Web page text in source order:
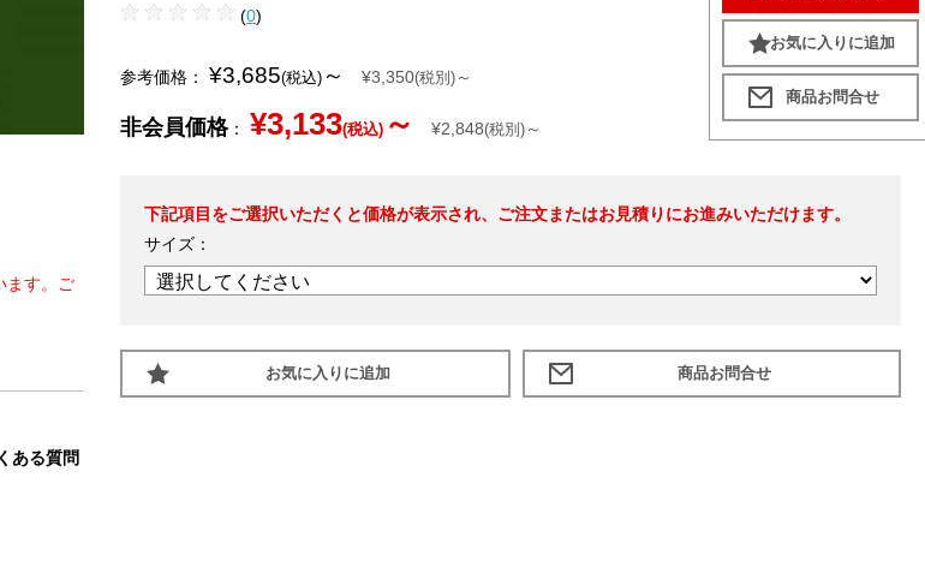
ます。ご
ある質問
(0)
参考価格： ¥3,685(税込) ～ ¥3,350(税別) ～
非会員価格： ¥3,133(税込) ～ ¥2,848(税別) ～
下記項目をご選択いただくと価格が表示され、ご注文またはお見積りにお進みいただけます。
サイズ：
お気に入りに追加
お気に入りに追加